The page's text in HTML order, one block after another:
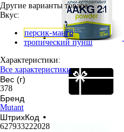
Другие варианты товара:
Вкус:
персик-манго
тропический пунш
Характеристики:
Все характеристики
Вес (г)
378
Бренд
Mutant
ШтрихКод
627933222028